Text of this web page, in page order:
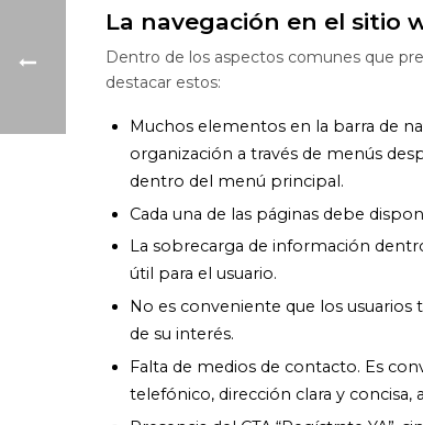
La navegación en el sitio
Dentro de los aspectos comunes que
destacar estos:
Muchos elementos en la barra de
organización a través de menús
dentro del menú principal.
Cada una de las páginas debe
La sobrecarga de información
útil para el usuario.
No es conveniente que los usuarios
de su interés.
Falta de medios de contacto. Es
telefónico, dirección clara y